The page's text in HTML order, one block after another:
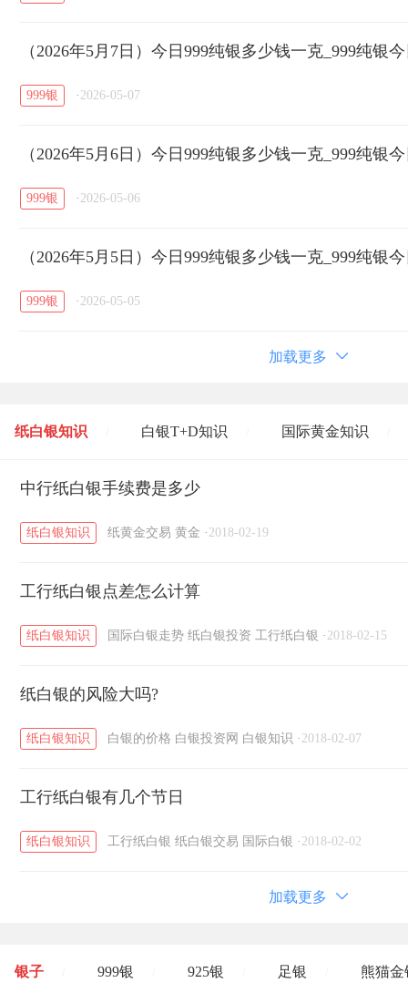
（2026年5月7日）今日999纯银多少钱一克_999纯银
999银 · 2026-05-07
（2026年5月6日）今日999纯银多少钱一克_999纯银
999银 · 2026-05-06
（2026年5月5日）今日999纯银多少钱一克_999纯银
999银 · 2026-05-05
加载更多
纸白银知识 白银T+D知识 国际黄金知识
黄金T+D知识 / 粤贵银知识
中行纸白银手续费是多少
纸白银知识 纸黄金交易 黄金 · 2018-02-19
工行纸白银点差怎么计算
纸白银知识 国际白银走势 纸白银投资 工行纸白银 · 2018-02-15
纸白银的风险大吗?
纸白银知识 白银的价格 白银投资网 白银知识 · 2018-02-07
工行纸白银有几个节日
纸白银知识 工行纸白银 纸白银交易 国际白银 · 2018-02-02
加载更多
银子 999银 925银 足银 熊猫金